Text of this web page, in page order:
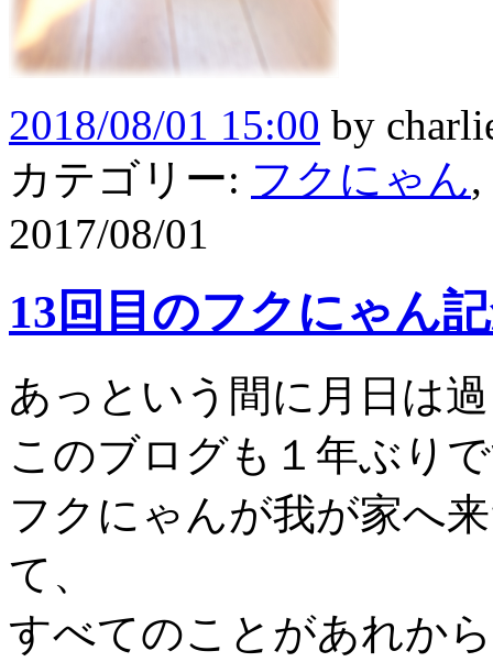
2018/08/01 15:00 by
カテゴリー: フクにゃん,
2017/08/01
13回目のフクにゃん
あっという間に月日は
このブログも１年ぶり
フクにゃんが我が家へ
て、
すべてのことがあれか